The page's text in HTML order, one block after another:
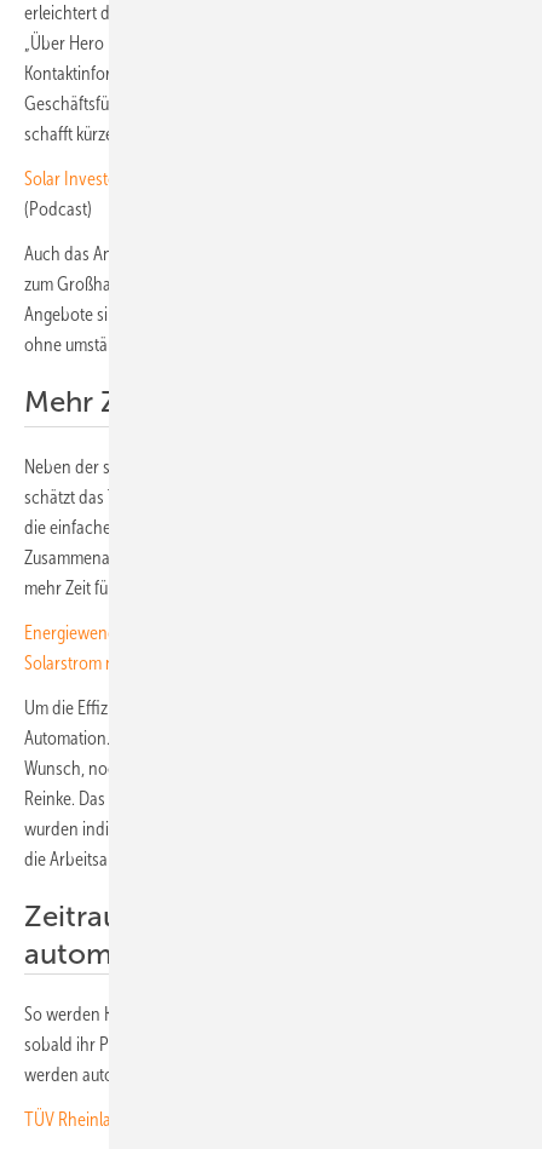
erleichtert den Arbeitsalltag der Solarteure und Elektriker vor Ort.
„Über Hero kann man sowohl Fotos als auch Dokumente sowie
Kontaktinformationen auf einen Blick in der App einsehen“, erläutert
Geschäftsführer Jan Reinke. „Das erleichtert die Arbeit enorm und
schafft kürzere Kommunikationswege.”
Solar Investor‘s Guide: Agri-PV für Landwirte und Investoren
(Podcast)
Auch das Angebots wird dank digitaler Vorlagen und Schnittstellen
zum Großhandel schnell und unkompliziert erstellt: Individuelle
Angebote sind oft schon innerhalb von 48 Stunden beim Kunden,
ohne umständliche Rücksprachen oder Papierkram.
Mehr Zeit fürs Wesentliche
Neben der schnellen Erstellung von Angeboten und Rechnungen
schätzt das Team vor allem die zentrale Verwaltung der Dokumente,
die einfache Erfassung der Arbeitszeit und die ortsunabhängige
Zusammenarbeit. Das sorgt für effiziente, transparente Abläufe und
mehr Zeit für die eigentliche Projektarbeit.
Energiewende im Gewerbe: Dächer richtig verpachten und
Solarstrom nutzen
​Um die Effizienz weiter zu steigern, setzt Reinke seit 2025 verstärkt auf
Automation. „Wir möchten uns weiterentwickeln und hatten den
Wunsch, noch mehr aus der Software herauszuholen“, erklärt Jan
Reinke. Das ist uns gelungen.” Gemeinsam mit dem Team von Hero
wurden individuelle Automatisierungen entwickelt, die sich nahtlos in
die Arbeitsabläufe einfügen.
Zeitraubende Abläufe
automatisieren
So werden Kunden beispielsweise automatisch per E-Mail informiert,
sobald ihr Projekt einen neuen Status erreicht. Aufgaben für das Team
werden automatisch erstellt, wenn ein neues Projekt angelegt wird.
TÜV Rheinland zertifiziert Qualität von Installateuren